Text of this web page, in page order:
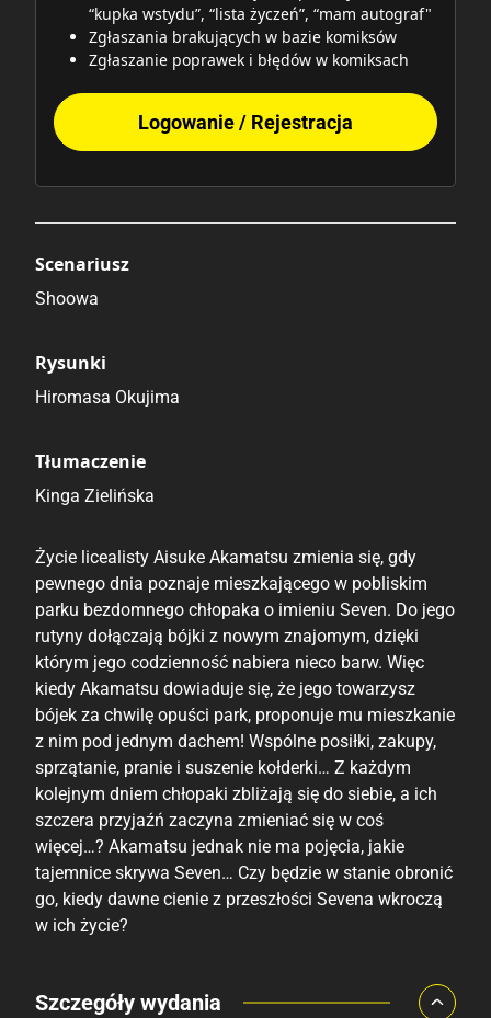
“kupka wstydu”, “lista życzeń”, “mam autograf"
Zgłaszania brakujących w bazie komiksów
Zgłaszanie poprawek i błędów w komiksach
Logowanie / Rejestracja
Scenariusz
Shoowa
Rysunki
Hiromasa Okujima
Tłumaczenie
Kinga Zielińska
Życie licealisty Aisuke Akamatsu zmienia się, gdy
pewnego dnia poznaje mieszkającego w pobliskim
parku bezdomnego chłopaka o imieniu Seven. Do jego
rutyny dołączają bójki z nowym znajomym, dzięki
którym jego codzienność nabiera nieco barw. Więc
kiedy Akamatsu dowiaduje się, że jego towarzysz
bójek za chwilę opuści park, proponuje mu mieszkanie
z nim pod jednym dachem! Wspólne posiłki, zakupy,
sprzątanie, pranie i suszenie kołderki… Z każdym
kolejnym dniem chłopaki zbliżają się do siebie, a ich
szczera przyjaźń zaczyna zmieniać się w coś
więcej…? Akamatsu jednak nie ma pojęcia, jakie
tajemnice skrywa Seven… Czy będzie w stanie obronić
go, kiedy dawne cienie z przeszłości Sevena wkroczą
w ich życie?
Porównaj ceny
Szczegóły wydania